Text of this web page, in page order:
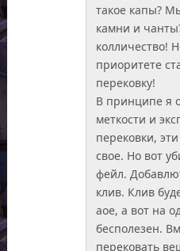
такое капы?
камни и
колличество!
приоритете
перековку!
В принципе я
меткости и
перековки,
свое. Но вот
фейл.
клив. Клив
аое, а вот на
бесполезен.
перековать